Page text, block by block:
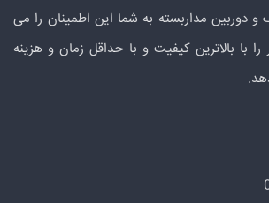
دوربین مداربسته به شما این اطمینان را می
با بالاترین کیفیت و با حداقل زمان و هزینه